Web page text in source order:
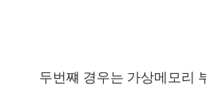
두번쨰 경우는 가상메모리